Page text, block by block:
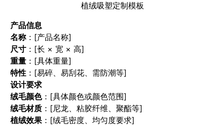
植绒吸塑定制模板
产品信息
名称：[产品名称]
尺寸 ：[长 × 宽 × 高]
重量 ：[具体重量]
特性 ：[易碎、易刮花、需防潮等]
设计要求
绒毛颜色：[具体颜色或颜色范围]
绒毛材质 ：[尼龙、粘胶纤维、聚酯等]
植绒效果：[绒毛密度、均匀度要求]